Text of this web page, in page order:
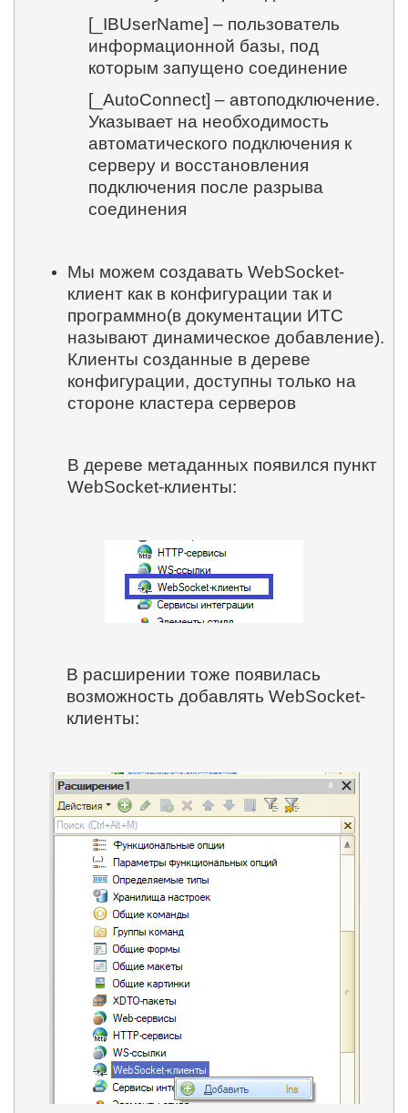
[_IBUserName] – пользователь
информационной базы, под
которым запущено соединение
[_AutoConnect] – автоподключение.
Указывает на необходимость
автоматического подключения к
серверу и восстановления
подключения после разрыва
соединения
Мы можем создавать WebSocket-
клиент как в конфигурации так и
программно(в документации ИТС
называют динамическое добавление).
Клиенты созданные в дереве
конфигурации, доступны только на
стороне кластера серверов
В дереве метаданных появился пункт
WebSocket-клиенты:
В расширении тоже появилась
возможность добавлять WebSocket-
клиенты: